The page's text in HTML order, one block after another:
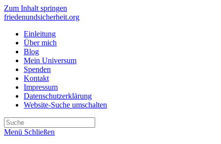
Zum Inhalt springen
friedenundsicherheit.org
Einleitung
Über mich
Blog
Mein Universum
Spenden
Kontakt
Impressum
Datenschutzerklärung
Website-Suche umschalten
Menü Schließen